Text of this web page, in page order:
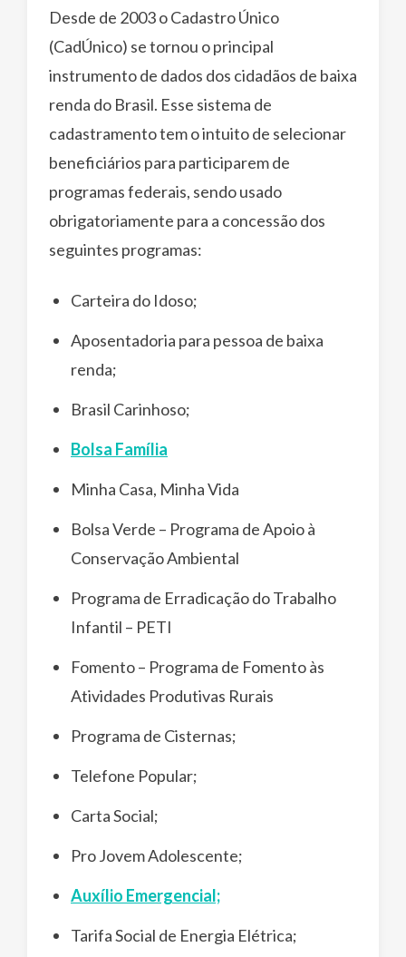
Desde de 2003 o Cadastro Único
(CadÚnico) se tornou o principal
instrumento de dados dos cidadãos de baixa
renda do Brasil. Esse sistema de
cadastramento tem o intuito de selecionar
beneficiários para participarem de
programas federais, sendo usado
obrigatoriamente para a concessão dos
seguintes programas:
​​Carteira do Idoso;
Aposentadoria para pessoa de baixa
renda;
Brasil Carinhoso;
Bolsa Família
Minha Casa, Minha Vida
Bolsa Verde – Programa de Apoio à
Conservação Ambiental
Programa de Erradicação do Trabalho
Infantil – PETI​
Fomento – Programa de Fomento às
Atividades Produtivas Rurais
Programa de Cisternas;
Telefone Popular;
Carta Social;
Pro Jovem Adolescente;
Auxílio Emergencial;
Tarifa Social de Energia Elétrica;